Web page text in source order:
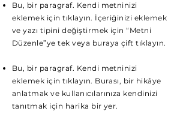
Bu, bir paragraf. Kendi metninizi
eklemek için tıklayın. İçeriğinizi eklemek
ve yazı tipini değiştirmek için “Metni
Düzenle”ye tek veya buraya çift tıklayın.
Bu, bir paragraf. Kendi metninizi
eklemek için tıklayın. Burası, bir hikâye
anlatmak ve kullanıcılarınıza kendinizi
tanıtmak için harika bir yer.